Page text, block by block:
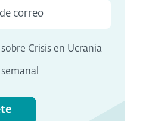
Crisis en Ucrania